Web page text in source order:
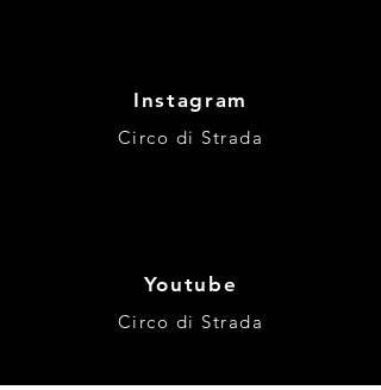
Instagram
Circo di Strada
Youtube
Circo di Strada